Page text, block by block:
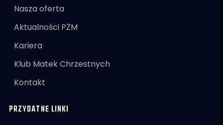
Nasza oferta
Aktualności PŻM
Kariera
Klub Matek Chrzestnych
Kontakt
PRZYDATNE LINKI